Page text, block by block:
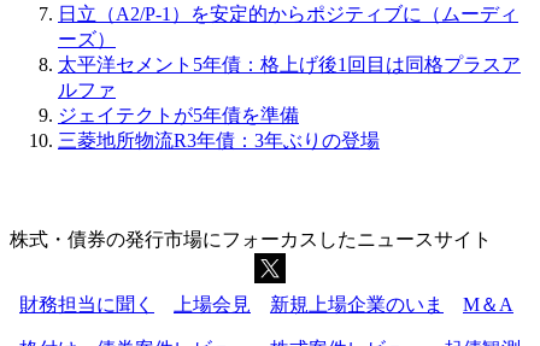
日立（A2/P-1）を安定的からポジティブに（ムーディ
ーズ）
太平洋セメント5年債：格上げ後1回目は同格プラスア
ルファ
ジェイテクトが5年債を準備
三菱地所物流R3年債：3年ぶりの登場
株式・債券の発行市場にフォーカスしたニュースサイト
財務担当に聞く 上場会見 新規上場企業のいま M＆A